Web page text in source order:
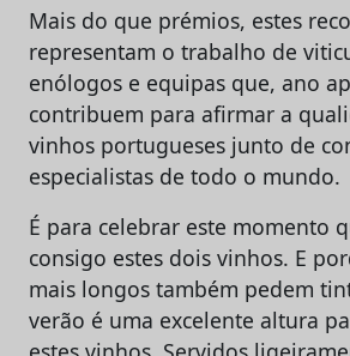
Mais do que prémios, estes
representam o trabalho de
enólogos e equipas que, ano
contribuem para afirmar a
vinhos portugueses junto de
especialistas de todo o mundo.
É para celebrar este momento
consigo estes dois vinhos. E
mais longos também pedem
verão é uma excelente altura